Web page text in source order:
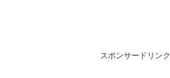
スポンサードリンク